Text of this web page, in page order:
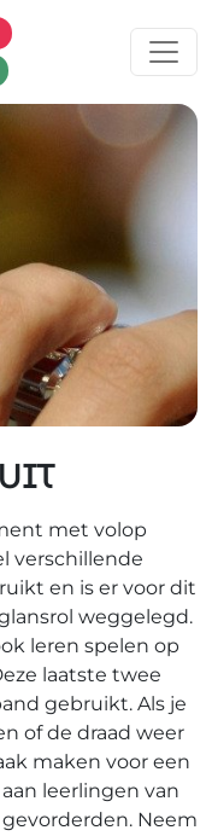
met volop
verschillende
en is er voor dit
weggelegd.
leren spelen op
laatste twee
gebruikt. Als je
of de draad weer
maken voor een
leerlingen van
Neem